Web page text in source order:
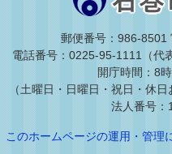
郵便番号：986-8501
電話番号：0225-95-1111（代表
開庁時間：8
（土曜日・日曜日・祝日・休
法人番号：
このホームページの運用・管理